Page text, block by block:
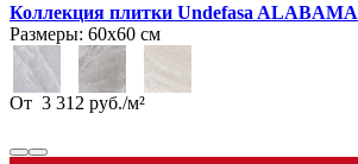
Коллекция плитки Undefasa ALABAMA
Размеры: 60х60 см
От 3 312 руб./м²